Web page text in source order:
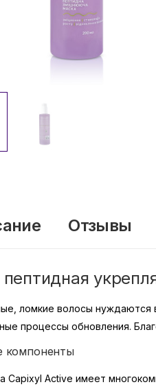
Отзывы
ломкие волосы нуждаются
процессы обновления.
компоненты
Capixyl Active имеет